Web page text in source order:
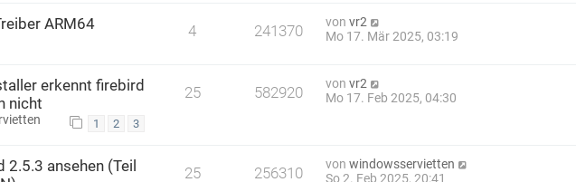
ARM64 4 241370 vonvr2
Mo 17. Mär 2025, 03:19
erkennt firebird
nicht
1 2 3
25 582920 vonvr2
Mo 17. Feb 2025, 04:30
2.5.3 ansehen (Teil
25 256310 vonwindowsservietten
So 2. Feb 2025, 20:41